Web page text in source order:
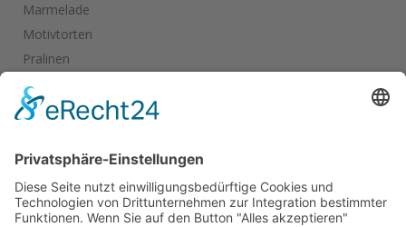
Marmelade
Motivtorten
Pralinen
Salate
Salziges
start_torte
Torten
Weihnachtskekse